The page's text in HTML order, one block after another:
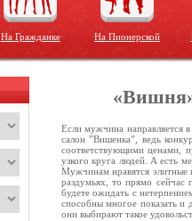
На Гражданке На Пионерской
Если мужчина направляется
салон ”Вишенка”, ведь
соответствующими ценами,
узкого круга людей. А есть
Мужчинам нравятся элитные
раздумьях, то прямо сейчас
будете ожидать с
способны многое показать и
они выбирают такое